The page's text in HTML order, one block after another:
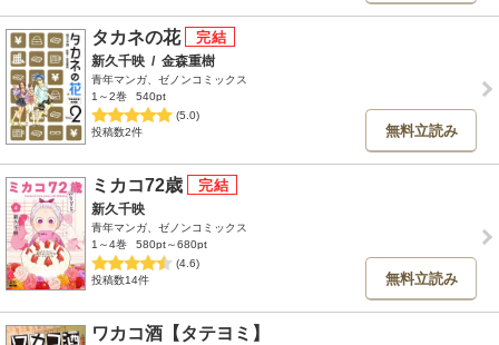
タカネの花
新久千映 / 金森重樹
青年マンガ、ゼノンコミックス
1～2巻
540pt
(5.0)
投稿数2件
無料立読み
ミカコ72歳
新久千映
青年マンガ、ゼノンコミックス
1～4巻
580pt～680pt
(4.6)
投稿数14件
無料立読み
ワカコ酒【タテヨミ】